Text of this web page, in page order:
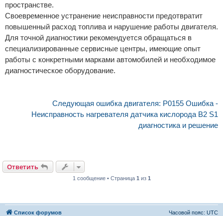
пространстве.
Своевременное устранение неисправности предотвратит
повышенный расход топлива и нарушение работы двигателя.
Для точной диагностики рекомендуется обращаться в
специализированные сервисные центры, имеющие опыт
работы с конкретными марками автомобилей и необходимое
диагностическое оборудование.
Следующая ошибка двигателя: P0155 Ошибка -
Неисправность нагревателя датчика кислорода B2 S1
диагностика и решение
Ответить
1 сообщение • Страница 1 из 1
Список форумов Часовой пояс: UTC